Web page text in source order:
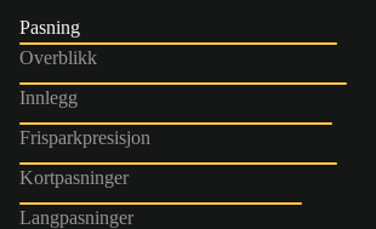
Pasning
Overblikk
Innlegg
Frisparkpresisjon
Kortpasninger
Langpasninger